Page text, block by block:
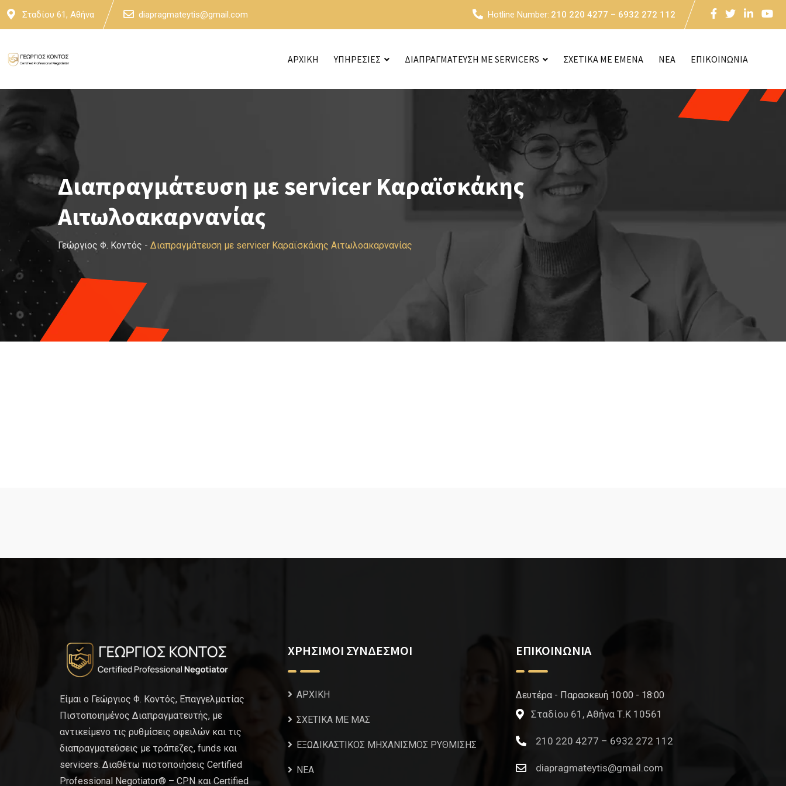
Skip
Σταδίου 61, Αθήνα diapragmateytis@gmail.com Hotline Number: 210 220 4277 – 6932 272 112
ΑΡΧΙΚΗ ΥΠΗΡΕΣΙΕΣ ΔΙΑΠΡΑΓΜΑΤΕΥΣΗ ΜΕ SERVICERS ΣΧΕΤΙΚΑ ΜΕ ΕΜΕΝΑ NEA ΕΠΙΚΟΙΝΩΝΙΑ
Διαπραγμάτευση με servicer Καραϊσκάκης
Αιτωλοακαρνανίας
Γεώργιος Φ. Κοντός - Διαπραγμάτευση με servicer Καραϊσκάκης Αιτωλοακαρνανίας
Είμαι ο Γεώργιος Φ. Κοντός, Επαγγελματίας
Πιστοποιημένος Διαπραγματευτής, με
αντικείμενο τις ρυθμίσεις οφειλών και τις
διαπραγματεύσεις με τράπεζες, funds και
servicers. Διαθέτω πιστοποιήσεις Certified
Professional Negotiator® – CPN και Certified
ΧΡΗΣΙΜΟΙ ΣΥΝΔΕΣΜΟΙ
ΑΡΧΙΚΗ
ΣΧΕΤΙΚΑ ΜΕ ΜΑΣ
ΕΞΩΔΙΚΑΣΤΙΚΟΣ ΜΗΧΑΝΙΣΜΟΣ ΡΥΘΜΙΣΗΣ
NEA
ΕΠΙΚΟΙΝΩΝΙΑ
Δευτέρα - Παρασκευή 10:00 - 18:00
Σταδίου 61, Αθήνα Τ.Κ 10561
210 220 4277 – 6932 272 112
diapragmateytis@gmail.com